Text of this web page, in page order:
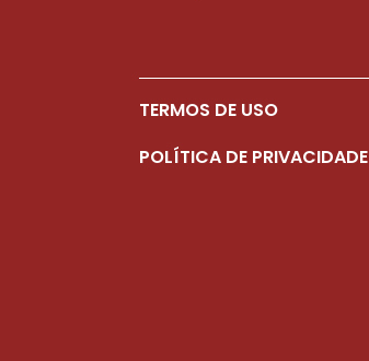
TERMOS DE USO
POLÍTICA DE PRIVACIDADE